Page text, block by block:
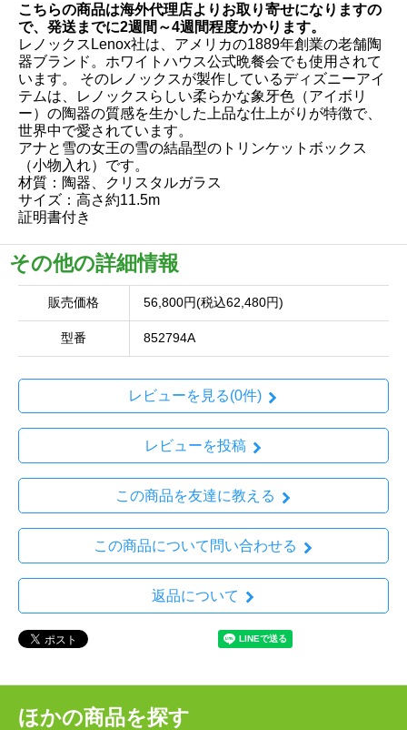
こちらの商品は海外代理店よりお取り寄せになりますの
で、発送までに2週間～4週間程度かかります。
レノックスLenox社は、アメリカの1889年創業の老舗陶
器ブランド。ホワイトハウス公式晩餐会でも使用されて
います。 そのレノックスが製作しているディズニーアイ
テムは、レノックスらしい柔らかな象牙色（アイボリ
ー）の陶器の質感を生かした上品な仕上がりが特徴で、
世界中で愛されています。
アナと雪の女王の雪の結晶型のトリンケットボックス
（小物入れ）です。
材質：陶器、クリスタルガラス
サイズ：高さ約11.5m
証明書付き
その他の詳細情報
販売価格 56,800円(税込62,480円)
型番 852794A
レビューを見る(0件)
レビューを投稿
この商品を友達に教える
この商品について問い合わせる
返品について
ほかの商品を探す